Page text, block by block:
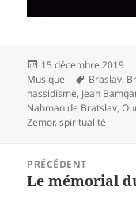
Publié
le
15 décembre 2019
Musique
Mots-
clés
Braslav,
hassidisme, Jean
Nahman de Bratslav,
Zemor,spiritualité
l’article
PRÉCÉDENT
Article
Le mémorial